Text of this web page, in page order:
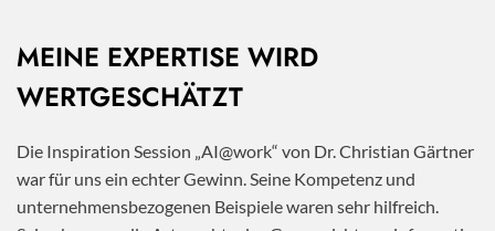
MEINE EXPERTISE WIRD
WERTGESCHÄTZT
Die Inspiration Session „AI@work“ von Dr. Christian Gärtner
war für uns ein echter Gewinn. Seine Kompetenz und
unternehmensbezogenen Beispiele waren sehr hilfreich.